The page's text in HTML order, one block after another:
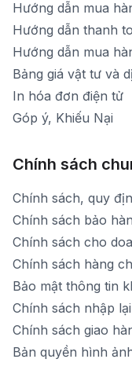
Hướng dẫn mua
Hướng dẫn thanh
Hướng dẫn mua
Bảng giá vật tư và
In hóa đơn điện tử
Góp ý, Khiếu Nại
Chính sách
Chính sách, quy
Chính sách bảo
Chính sách cho
Chính sách hàng
Bảo mật thông tin
Chính sách nhập
Chính sách giao
Bản quyền hình